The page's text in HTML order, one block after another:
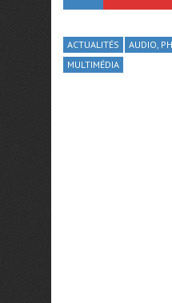
ACTUALITÉS
AUDIO,
MULTIMÉDIA